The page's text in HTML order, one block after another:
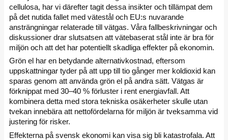
cellulosa, har vi därefter tagit dessa insikter och tillämpat dem
på det nutida fallet med vätestål och EU:s nuvarande
ansträngningar relaterade till vätgas. Våra fallbeskrivningar och
diskussioner drar slutsatsen att vätebaserat stål inte är bra för
miljön och att det har potentiellt skadliga effekter på ekonomin.
Grön el har en betydande alternativkostnad, eftersom
uppskattningar tyder på att upp till tio gånger mer koldioxid kan
sparas genom att använda grön el på andra sätt. Vätgas är
förknippat med 30–40 % förluster i rent energiavfall. Att
kombinera detta med stora tekniska osäkerheter skulle utan
tvekan innebära att nettofördelarna för miljön är tveksamma vid
justering för risker.
Effekterna på svensk ekonomi kan visa sig bli katastrofala. Att